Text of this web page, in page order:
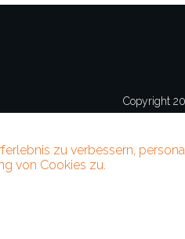
Copyright
zu verbessern,
von Cookies zu.